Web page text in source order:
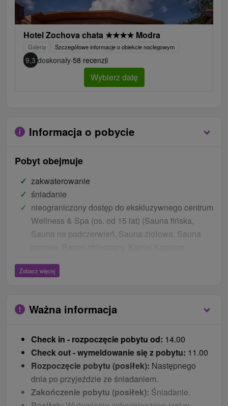
Hotel Zochova chata ★★★★ Modra
Galeria Szczegółowe informacje o obiekcie noclegowym
9,3 doskonały·58 recenzji
Wybierz datę
Informacja o pobycie
Pobyt obejmuje
zakwaterowanie
śniadanie
nieograniczony dostęp do ekskluzywnego centrum
Wellness & Spa (os. od 15 lat) (Sauna fińska,
Sauna na podczerwień, Sauna ziołowa, Sauna
leśna)
dostępności
Uwaga:Posiłki wydawane są w formie a la carte –
wybór z menu na miejscu lub w formie
obiadokolacji w cenie 27 € / os. / dzień. W
przypadku obiadokolacji, jeżeli w danym dniu jest
więcej niż 20 obiadokolacji, obiadokolacja
Zobacz więcej
Ważna informacja
Check in - rozpoczęcie pobytu od: 14.00
Check out - wymeldowanie się z pobytu: 11.00
Rozpoczęcie pobytu (posiłek): Następnego
dnia po przyjeździe ze śniadaniem.
Zakończenie pobytu (posiłek): Śniadanie.